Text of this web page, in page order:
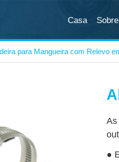
Casa
para Mangueira com Relevo
As
●